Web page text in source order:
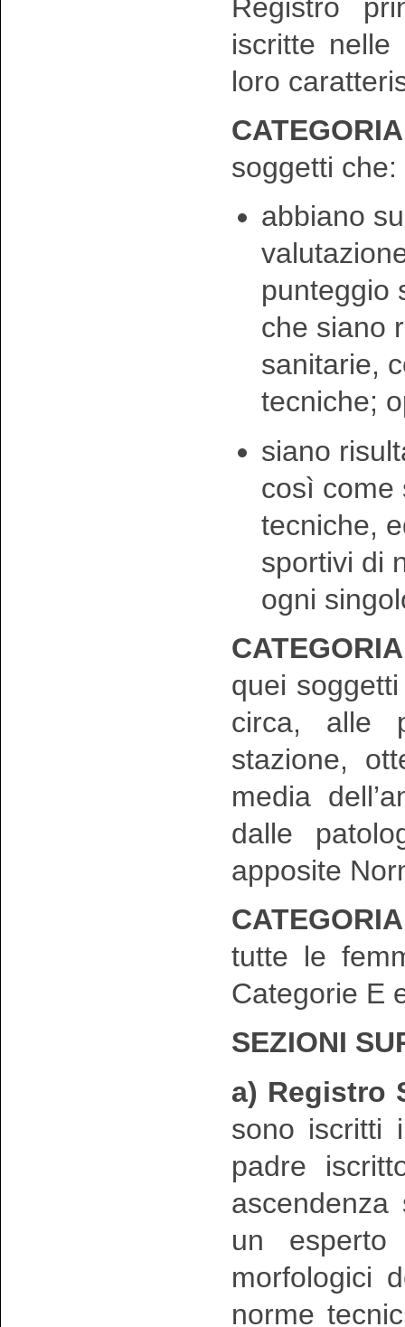
Registro
iscritte
loro
soggetti che:
abbiano
punteggio
che siano
sanitarie,
tecniche;
siano
così come
tecniche,
sportivi di
ogni
quei
circa, alle
stazione,
media
dalle
apposite
tutte le
Categorie E
SEZIONI
a) Registro
sono iscritti
padre
un
morfologici
norme